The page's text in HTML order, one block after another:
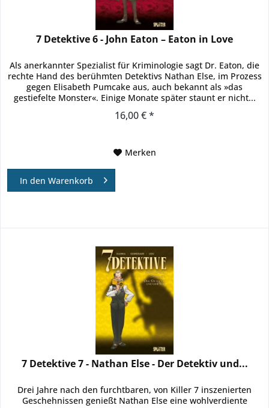
7 Detektive 6 - John Eaton – Eaton in Love
Als anerkannter Spezialist für Kriminologie sagt Dr. Eaton, die
rechte Hand des berühmten Detektivs Nathan Else, im Prozess
gegen Elisabeth Pumcake aus, auch bekannt als »das
gestiefelte Monster«. Einige Monate später staunt er nicht...
16,00 € *
Merken
In den Warenkorb
7 Detektive 7 - Nathan Else - Der Detektiv und...
Drei Jahre nach den furchtbaren, von Killer 7 inszenierten
Geschehnissen genießt Nathan Else eine wohlverdiente